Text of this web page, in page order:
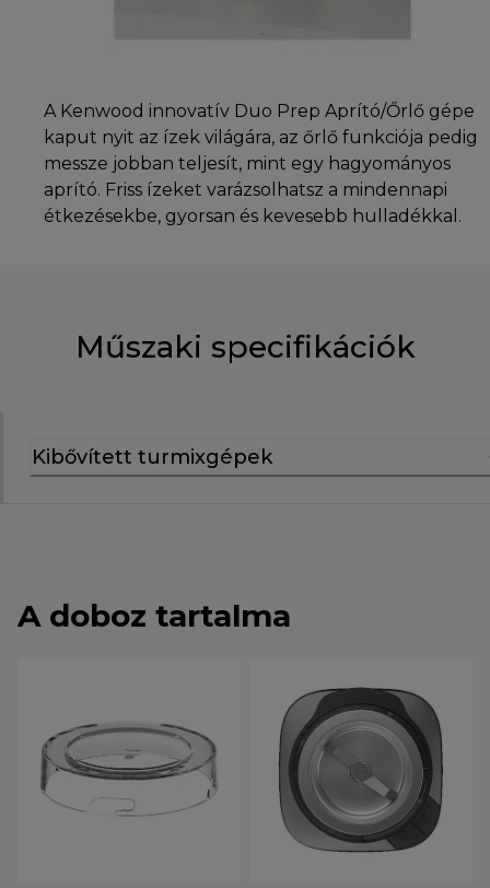
A Kenwood innovatív Duo Prep Aprító/Őrlő gépe
kaput nyit az ízek világára, az őrlő funkciója pedig
messze jobban teljesít, mint egy hagyományos
aprító. Friss ízeket varázsolhatsz a mindennapi
étkezésekbe, gyorsan és kevesebb hulladékkal.
Műszaki specifikációk
Kibővített turmixgépek
A doboz tartalma